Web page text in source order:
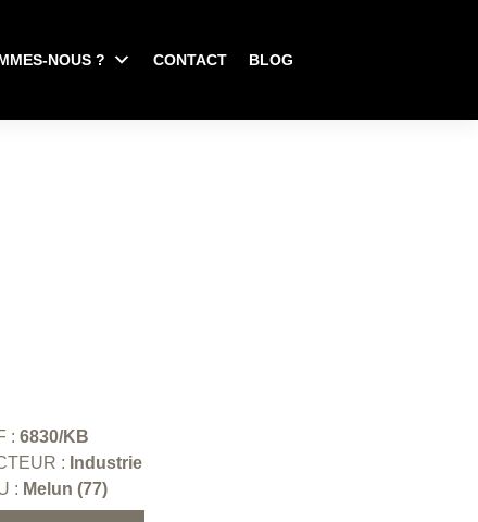
NOUS ? CONTACT BLOG
: 6830/KB
: Industrie
: Melun (77)